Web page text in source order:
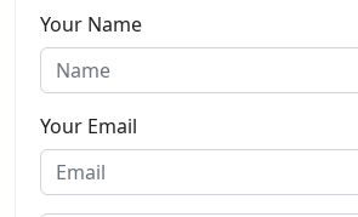
Your Name
Your Email